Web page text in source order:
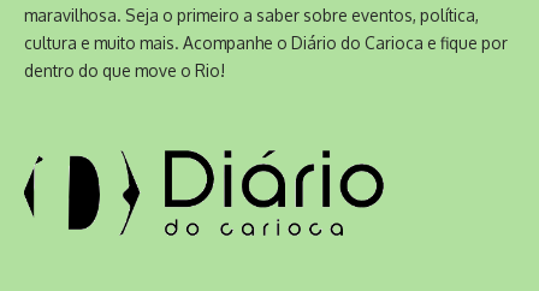
maravilhosa. Seja o primeiro a saber sobre eventos, política,
cultura e muito mais. Acompanhe o Diário do Carioca e fique por
dentro do que move o Rio!